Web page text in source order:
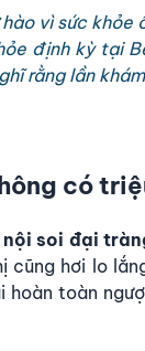
vì sức
định kỳ tại
rằng lần
có
nội soi đại
hơi lo
toàn